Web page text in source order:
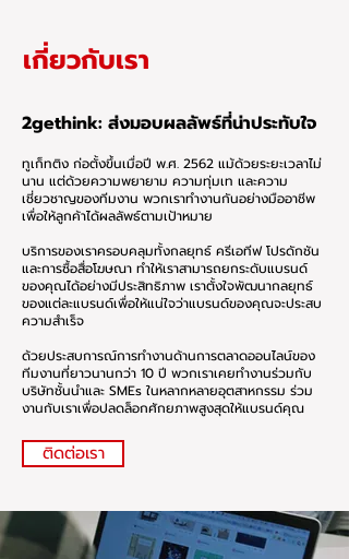
เกี่ยวกับเรา
2gethink: ส่งมอบผลลัพธ์ที่น่าประทับใจ
ทูเก็ทติง ก่อตั้งขึ้นเมื่อปี พ.ศ. 2562 แม้ด้วยระยะเวลาไม่
นาน แต่ด้วยความพยายาม ความทุ่มเท และความ
เชี่ยวชาญของทีมงาน พวกเราทำงานกันอย่างมืออาชีพ
เพื่อให้ลูกค้าได้ผลลัพธ์ตามเป้าหมาย
บริการของเราครอบคลุมทั้งกลยุทธ์ ครีเอทีฟ โปรดักชัน
และการซื้อสื่อโฆษณา ทำให้เราสามารถยกระดับแบรนด์
ของคุณได้อย่างมีประสิทธิภาพ เราตั้งใจพัฒนากลยุทธ์
ของแต่ละแบรนด์เพื่อให้แน่ใจว่าแบรนด์ของคุณจะประสบ
ความสำเร็จ
ด้วยประสบการณ์การทำงานด้านการตลาดออนไลน์ของ
ทีมงานที่ยาวนานกว่า 10 ปี พวกเราเคยทำงานร่วมกับ
บริษัทชั้นนำและ SMEs ในหลากหลายอุตสาหกรรม ร่วม
งานกับเราเพื่อปลดล็อกศักยภาพสูงสุดให้แบรนด์คุณ
ติดต่อเรา